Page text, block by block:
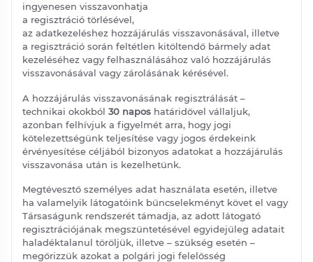
ingyenesen visszavonhatja
a regisztráció törlésével,
az adatkezeléshez hozzájárulás visszavonásával, illetve
a regisztráció során feltétlen kitöltendő bármely adat
kezeléséhez vagy felhasználásához való hozzájárulás
visszavonásával vagy zárolásának kérésével.
A hozzájárulás visszavonásának regisztrálását –
technikai okokból30 napos határidővel vállaljuk,
azonban felhívjuk a figyelmét arra, hogy jogi
kötelezettségünk teljesítése vagy jogos érdekeink
érvényesítése céljából bizonyos adatokat a hozzájárulás
visszavonása után is kezelhetünk.
Megtévesztő személyes adat használata esetén, illetve
ha valamelyik látogatóink bűncselekményt követ el vagy
Társaságunk rendszerét támadja, az adott látogató
regisztrációjának megszüntetésével egyidejűleg adatait
haladéktalanul töröljük, illetve – szükség esetén –
megőrizzük azokat a polgári jogi felelősség